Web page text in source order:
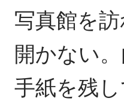
写真館を
開かない
手紙を残